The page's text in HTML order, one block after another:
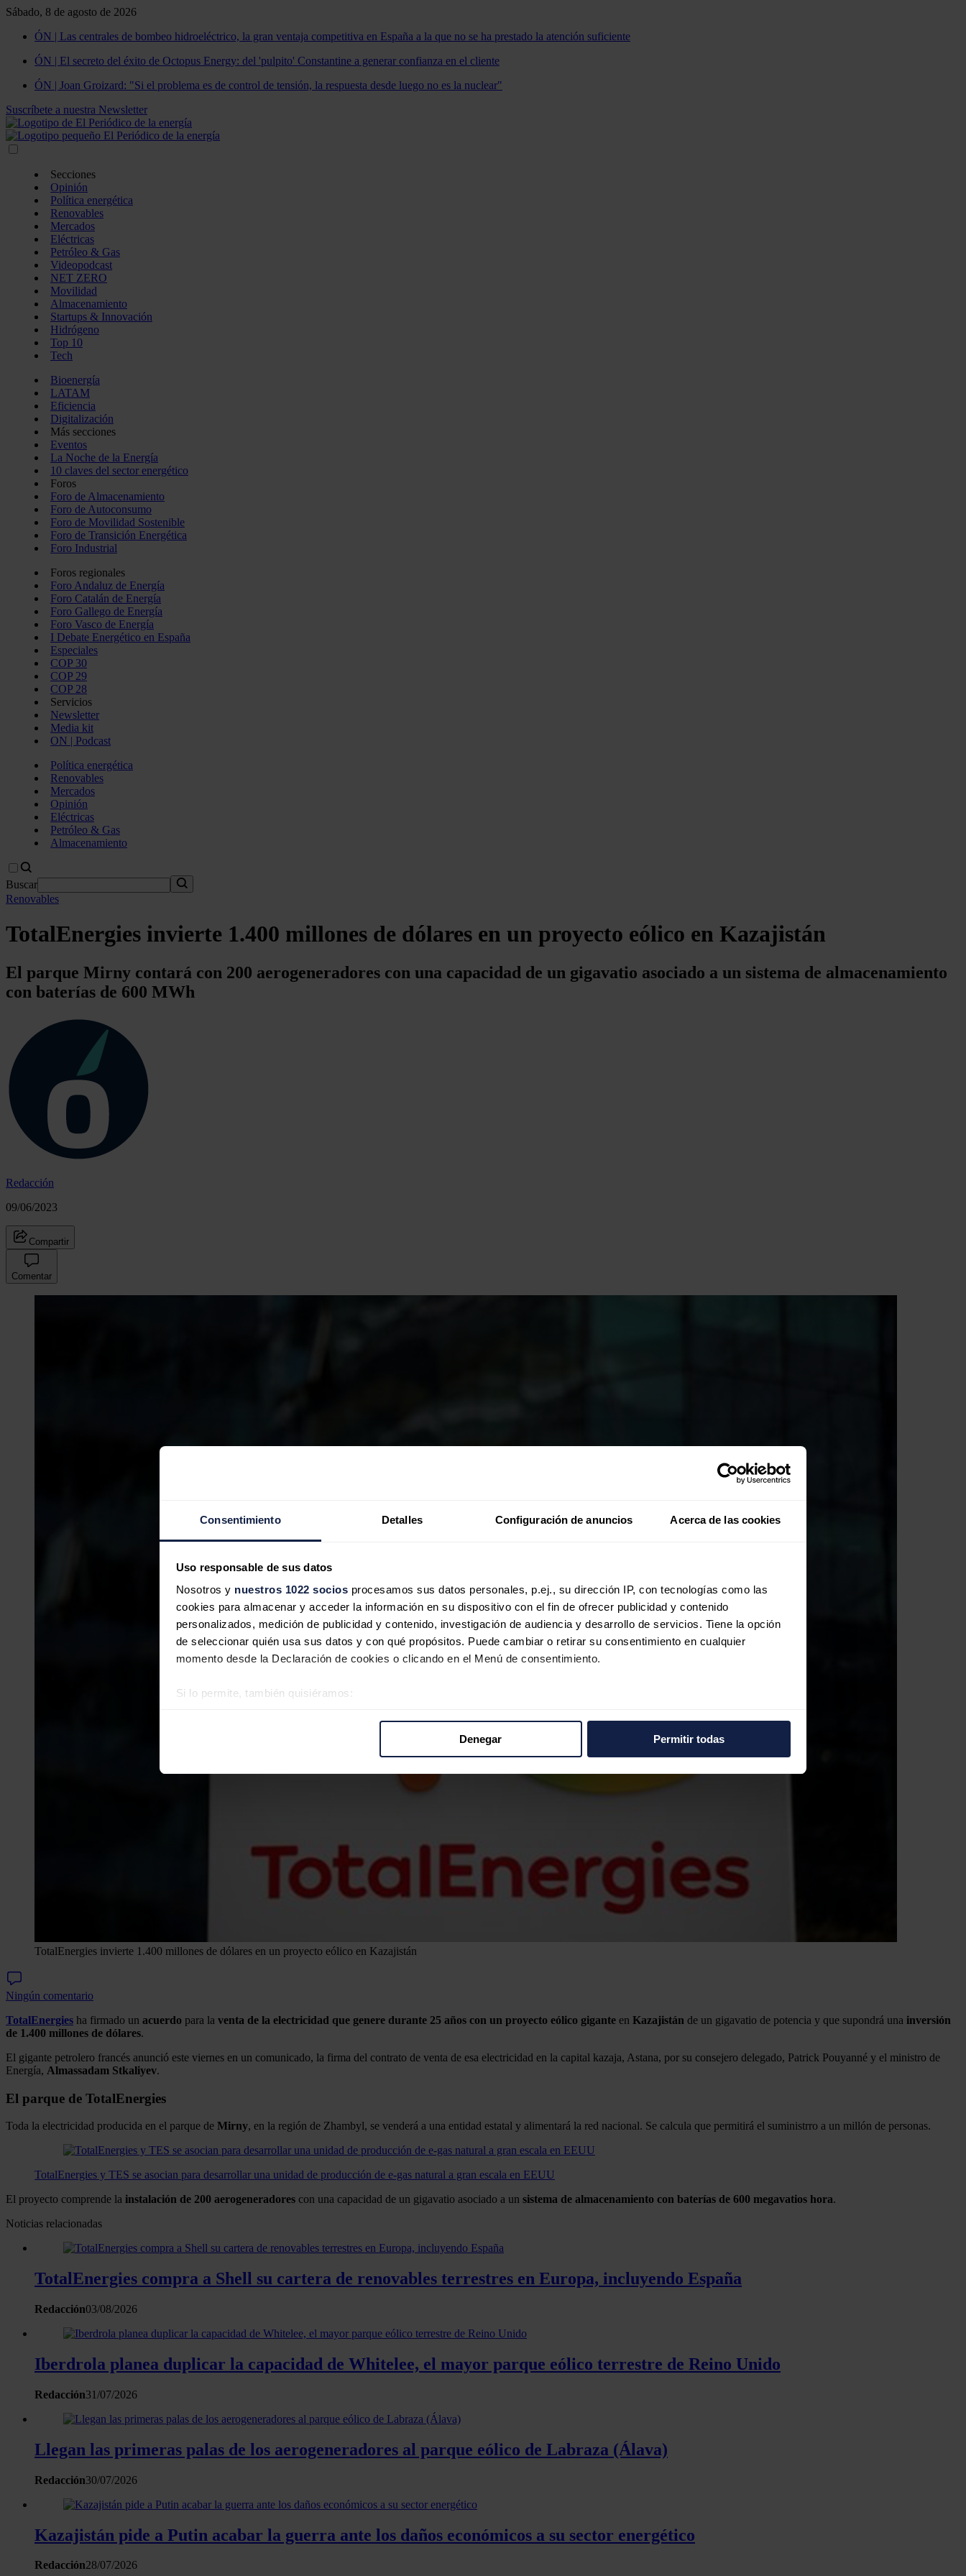
Consentimiento Detalles Configuración de anuncios Acerca de las cookies
Uso responsable de sus datos
Nosotros y nuestros 1022 socios procesamos sus datos personales, p.ej., su dirección IP, con tecnologías como las
cookies para almacenar y acceder la información en su dispositivo con el fin de ofrecer publicidad y contenido
personalizados, medición de publicidad y contenido, investigación de audiencia y desarrollo de servicios. Tiene la opción
de seleccionar quién usa sus datos y con qué propósitos. Puede cambiar o retirar su consentimiento en cualquier
momento desde la Declaración de cookies o clicando en el Menú de consentimiento.
Si lo permite, también quisiéramos:
que hayan recopilado a partir del uso que haya hecho de sus servicios.
Denegar Permitir todas
Sábado, 8 de agosto de 2026
ÓN | Las centrales de bombeo hidroeléctrico, la gran ventaja competitiva en España a la que no se ha prestado la atención suficiente
ÓN | El secreto del éxito de Octopus Energy: del 'pulpito' Constantine a generar confianza en el cliente
ÓN | Joan Groizard: "Si el problema es de control de tensión, la respuesta desde luego no es la nuclear"
Suscríbete a nuestra Newsletter
Secciones
Opinión
Política energética
Renovables
Mercados
Eléctricas
Petróleo & Gas
Videopodcast
NET ZERO
Movilidad
Almacenamiento
Startups & Innovación
Hidrógeno
Top 10
Tech
Bioenergía
LATAM
Eficiencia
Digitalización
Más secciones
Eventos
La Noche de la Energía
10 claves del sector energético
Foros
Foro de Almacenamiento
Foro de Autoconsumo
Foro de Movilidad Sostenible
Foro de Transición Energética
Foro Industrial
Foros regionales
Foro Andaluz de Energía
Foro Catalán de Energía
Foro Gallego de Energía
Foro Vasco de Energía
I Debate Energético en España
Especiales
COP 30
COP 29
COP 28
Servicios
Newsletter
Media kit
ON | Podcast
Política energética
Renovables
Mercados
Opinión
Eléctricas
Petróleo & Gas
Almacenamiento
Buscar
Renovables
TotalEnergies invierte 1.400 millones de dólares en un proyecto eólico en Kazajistán
El parque Mirny contará con 200 aerogeneradores con una capacidad de un gigavatio asociado a un sistema de almacenamiento
con baterías de 600 MWh
Redacción
09/06/2023
Compartir
Comentar
TotalEnergies invierte 1.400 millones de dólares en un proyecto eólico en Kazajistán
Ningún comentario
TotalEnergies ha firmado un acuerdo para la venta de la electricidad que genere durante 25 años con un proyecto eólico gigante en Kazajistán de un gigavatio de potencia y que supondrá una inversión
de 1.400 millones de dólares.
El gigante petrolero francés anunció este viernes en un comunicado, la firma del contrato de venta de esa electricidad en la capital kazaja, Astana, por su consejero delegado, Patrick Pouyanné y el ministro de
Energía, Almassadam Stkaliyev.
El parque de TotalEnergies
Toda la electricidad producida en el parque de Mirny, en la región de Zhambyl, se venderá a una entidad estatal y alimentará la red nacional. Se calcula que permitirá el suministrro a un millón de personas.
TotalEnergies y TES se asocian para desarrollar una unidad de producción de e-gas natural a gran escala en EEUU
El proyecto comprende la instalación de 200 aerogeneradores con una capacidad de un gigavatio asociado a un sistema de almacenamiento con baterías de 600 megavatios hora.
Noticias relacionadas
TotalEnergies compra a Shell su cartera de renovables terrestres en Europa, incluyendo España
Redacción03/08/2026
Iberdrola planea duplicar la capacidad de Whitelee, el mayor parque eólico terrestre de Reino Unido
Redacción31/07/2026
Llegan las primeras palas de los aerogeneradores al parque eólico de Labraza (Álava)
Redacción30/07/2026
Kazajistán pide a Putin acabar la guerra ante los daños económicos a su sector energético
Redacción28/07/2026